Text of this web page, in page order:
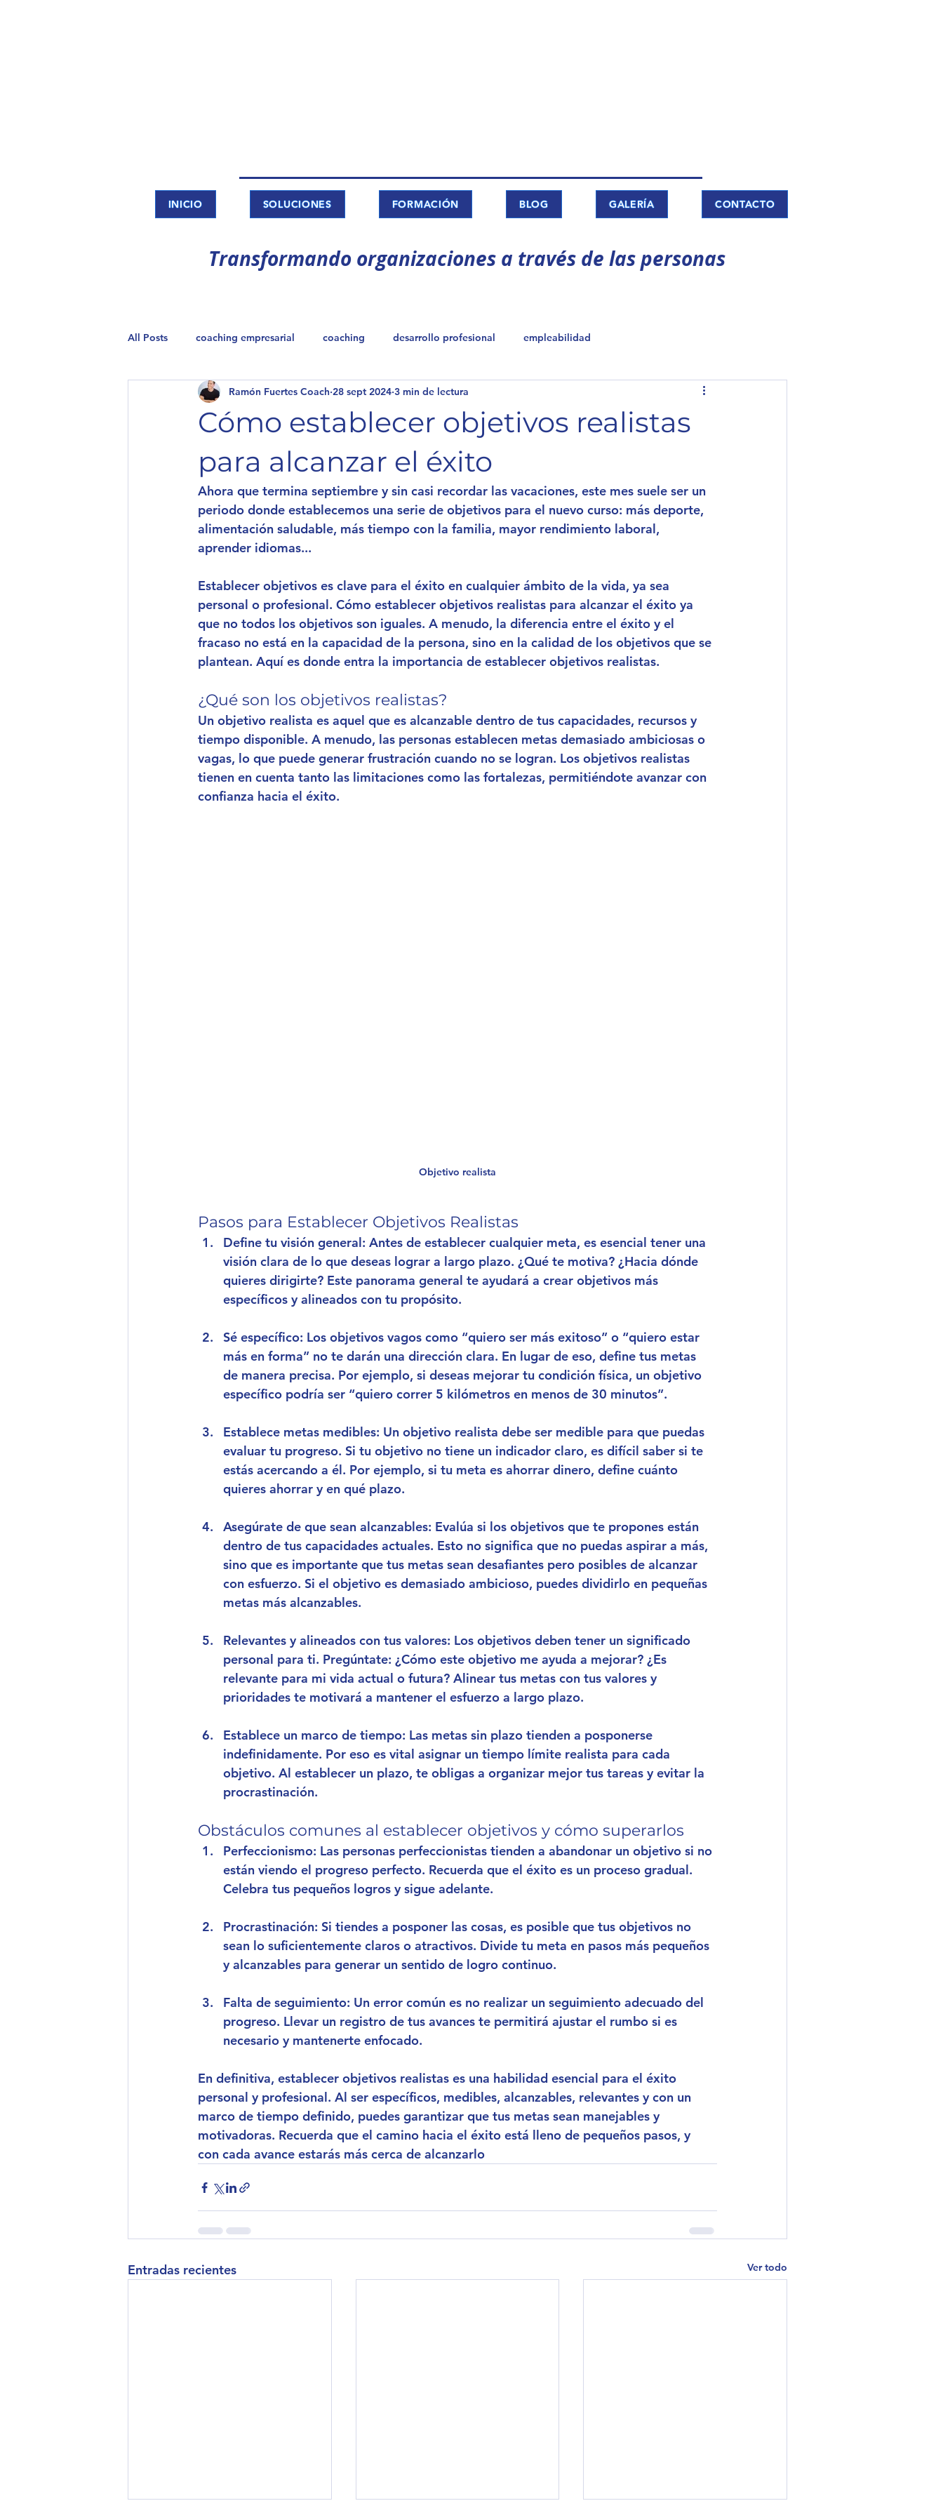
INICIO SOLUCIONES FORMACIÓN BLOG GALERÍA CONTACTO
Transformando organizaciones a través de las personas
All Posts coaching empresarial coaching desarrollo profesional empleabilidad
Cómo establecer objetivos realistas
para alcanzar el éxito
Ramón Fuertes Coach 28 sept 2024 3 min de lectura
Ahora que termina septiembre y sin casi recordar las vacaciones, este mes suele ser un
periodo donde establecemos una serie de objetivos para el nuevo curso: más deporte,
alimentación saludable, más tiempo con la familia, mayor rendimiento laboral,
aprender idiomas...
Establecer objetivos es clave para el éxito en cualquier ámbito de la vida, ya sea
personal o profesional. Cómo establecer objetivos realistas para alcanzar el éxito ya
que no todos los objetivos son iguales. A menudo, la diferencia entre el éxito y el
fracaso no está en la capacidad de la persona, sino en la calidad de los objetivos que se
plantean. Aquí es donde entra la importancia de establecer objetivos realistas.
¿Qué son los objetivos realistas?
Un objetivo realista es aquel que es alcanzable dentro de tus capacidades, recursos y
tiempo disponible. A menudo, las personas establecen metas demasiado ambiciosas o
vagas, lo que puede generar frustración cuando no se logran. Los objetivos realistas
tienen en cuenta tanto las limitaciones como las fortalezas, permitiéndote avanzar con
confianza hacia el éxito.
Objetivo realista
Pasos para Establecer Objetivos Realistas
Define tu visión general: Antes de establecer cualquier meta, es esencial tener una
visión clara de lo que deseas lograr a largo plazo. ¿Qué te motiva? ¿Hacia dónde
quieres dirigirte? Este panorama general te ayudará a crear objetivos más
específicos y alineados con tu propósito.
Sé específico: Los objetivos vagos como “quiero ser más exitoso” o “quiero estar
más en forma” no te darán una dirección clara. En lugar de eso, define tus metas
de manera precisa. Por ejemplo, si deseas mejorar tu condición física, un objetivo
específico podría ser “quiero correr 5 kilómetros en menos de 30 minutos”.
Establece metas medibles: Un objetivo realista debe ser medible para que puedas
evaluar tu progreso. Si tu objetivo no tiene un indicador claro, es difícil saber si te
estás acercando a él. Por ejemplo, si tu meta es ahorrar dinero, define cuánto
quieres ahorrar y en qué plazo.
Asegúrate de que sean alcanzables: Evalúa si los objetivos que te propones están
dentro de tus capacidades actuales. Esto no significa que no puedas aspirar a más,
sino que es importante que tus metas sean desafiantes pero posibles de alcanzar
con esfuerzo. Si el objetivo es demasiado ambicioso, puedes dividirlo en pequeñas
metas más alcanzables.
Relevantes y alineados con tus valores: Los objetivos deben tener un significado
personal para ti. Pregúntate: ¿Cómo este objetivo me ayuda a mejorar? ¿Es
relevante para mi vida actual o futura? Alinear tus metas con tus valores y
prioridades te motivará a mantener el esfuerzo a largo plazo.
Establece un marco de tiempo: Las metas sin plazo tienden a posponerse
indefinidamente. Por eso es vital asignar un tiempo límite realista para cada
objetivo. Al establecer un plazo, te obligas a organizar mejor tus tareas y evitar la
procrastinación.
Obstáculos comunes al establecer objetivos y cómo superarlos
Perfeccionismo: Las personas perfeccionistas tienden a abandonar un objetivo si no
están viendo el progreso perfecto. Recuerda que el éxito es un proceso gradual.
Celebra tus pequeños logros y sigue adelante.
Procrastinación: Si tiendes a posponer las cosas, es posible que tus objetivos no
sean lo suficientemente claros o atractivos. Divide tu meta en pasos más pequeños
y alcanzables para generar un sentido de logro continuo.
Falta de seguimiento: Un error común es no realizar un seguimiento adecuado del
progreso. Llevar un registro de tus avances te permitirá ajustar el rumbo si es
necesario y mantenerte enfocado.
En definitiva, establecer objetivos realistas es una habilidad esencial para el éxito
personal y profesional. Al ser específicos, medibles, alcanzables, relevantes y con un
marco de tiempo definido, puedes garantizar que tus metas sean manejables y
motivadoras. Recuerda que el camino hacia el éxito está lleno de pequeños pasos, y
con cada avance estarás más cerca de alcanzarlo
Entradas recientes Ver todo